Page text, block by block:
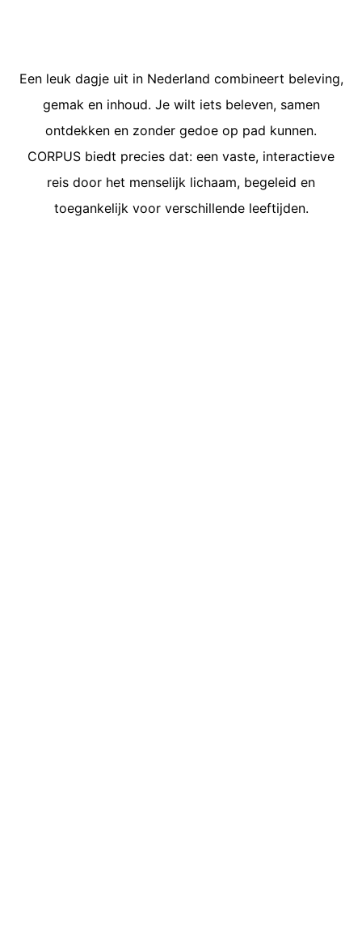
Een leuk dagje uit in Nederland combineert beleving,
gemak en inhoud. Je wilt iets beleven, samen
ontdekken en zonder gedoe op pad kunnen.
CORPUS biedt precies dat: een vaste, interactieve
reis door het menselijk lichaam, begeleid en
toegankelijk voor verschillende leeftijden.